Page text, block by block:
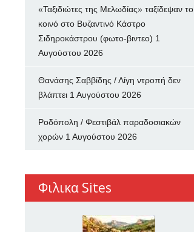
«Ταξιδιώτες της Μελωδίας» ταξίδεψαν το
κοινό στο Βυζαντινό Κάστρο
Σιδηροκάστρου (φωτο-βιντεο) 1
Αυγούστου 2026
Θανάσης Σαββίδης / Λίγη ντροπή δεν
βλάπτει 1 Αυγούστου 2026
Ροδόπολη / Φεστιβάλ παραδοσιακών
χορών 1 Αυγούστου 2026
Φιλικα Sites